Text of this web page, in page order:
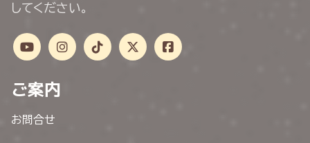
してください。
ご案内
お問合せ